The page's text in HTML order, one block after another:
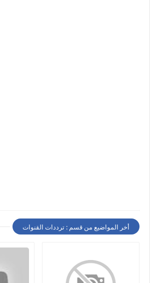
أخر المواضيع من قسم : ترددات القنوات